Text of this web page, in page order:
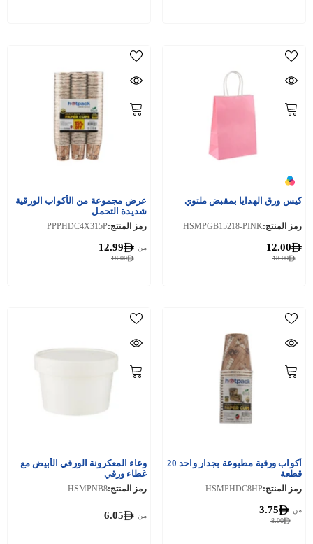
كيس ورق الهدايا بمقبض ملتوي
رمز المنتج:HSMPGB15218-PINK
18.00
12.00
عرض مجموعة من الأكواب الورقية
شديدة التحمل
رمز المنتج:PPPHDC4X315P
18.00
من 12.99
أكواب ورقية مطبوعة بجدار واحد 20
قطعة
رمز المنتج:HSMPHDC8HP
8.00
من 3.75
وعاء المعكرونة الورقي الأبيض مع
غطاء ورقي
رمز المنتج:HSMPNB8
من 6.05